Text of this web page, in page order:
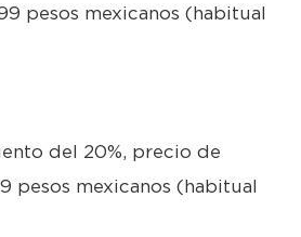
pesos mexicanos (habitual
del 20%, precio de
pesos mexicanos (habitual